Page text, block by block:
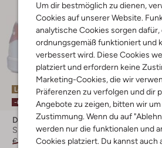
Um dir bestmöglich zu dienen,
Cookies auf unserer Website.
analytische Cookies sorgen dafür,
ordnungsgemäß funktioniert und
verbessert wird. Diese Cookies
platziert und erfordern keine
Marketing-Cookies, die wir
Präferenzen zu verfolgen und dir
Angebote zu zeigen, bitten wir
Zustimmung. Wenn du auf
werden nur die funktionalen und
Cookies platziert. Du kannst auch
Letzter Artikel
-60%
Diadora
Sneaker Low
€ 34,99 € 13,99
-
€